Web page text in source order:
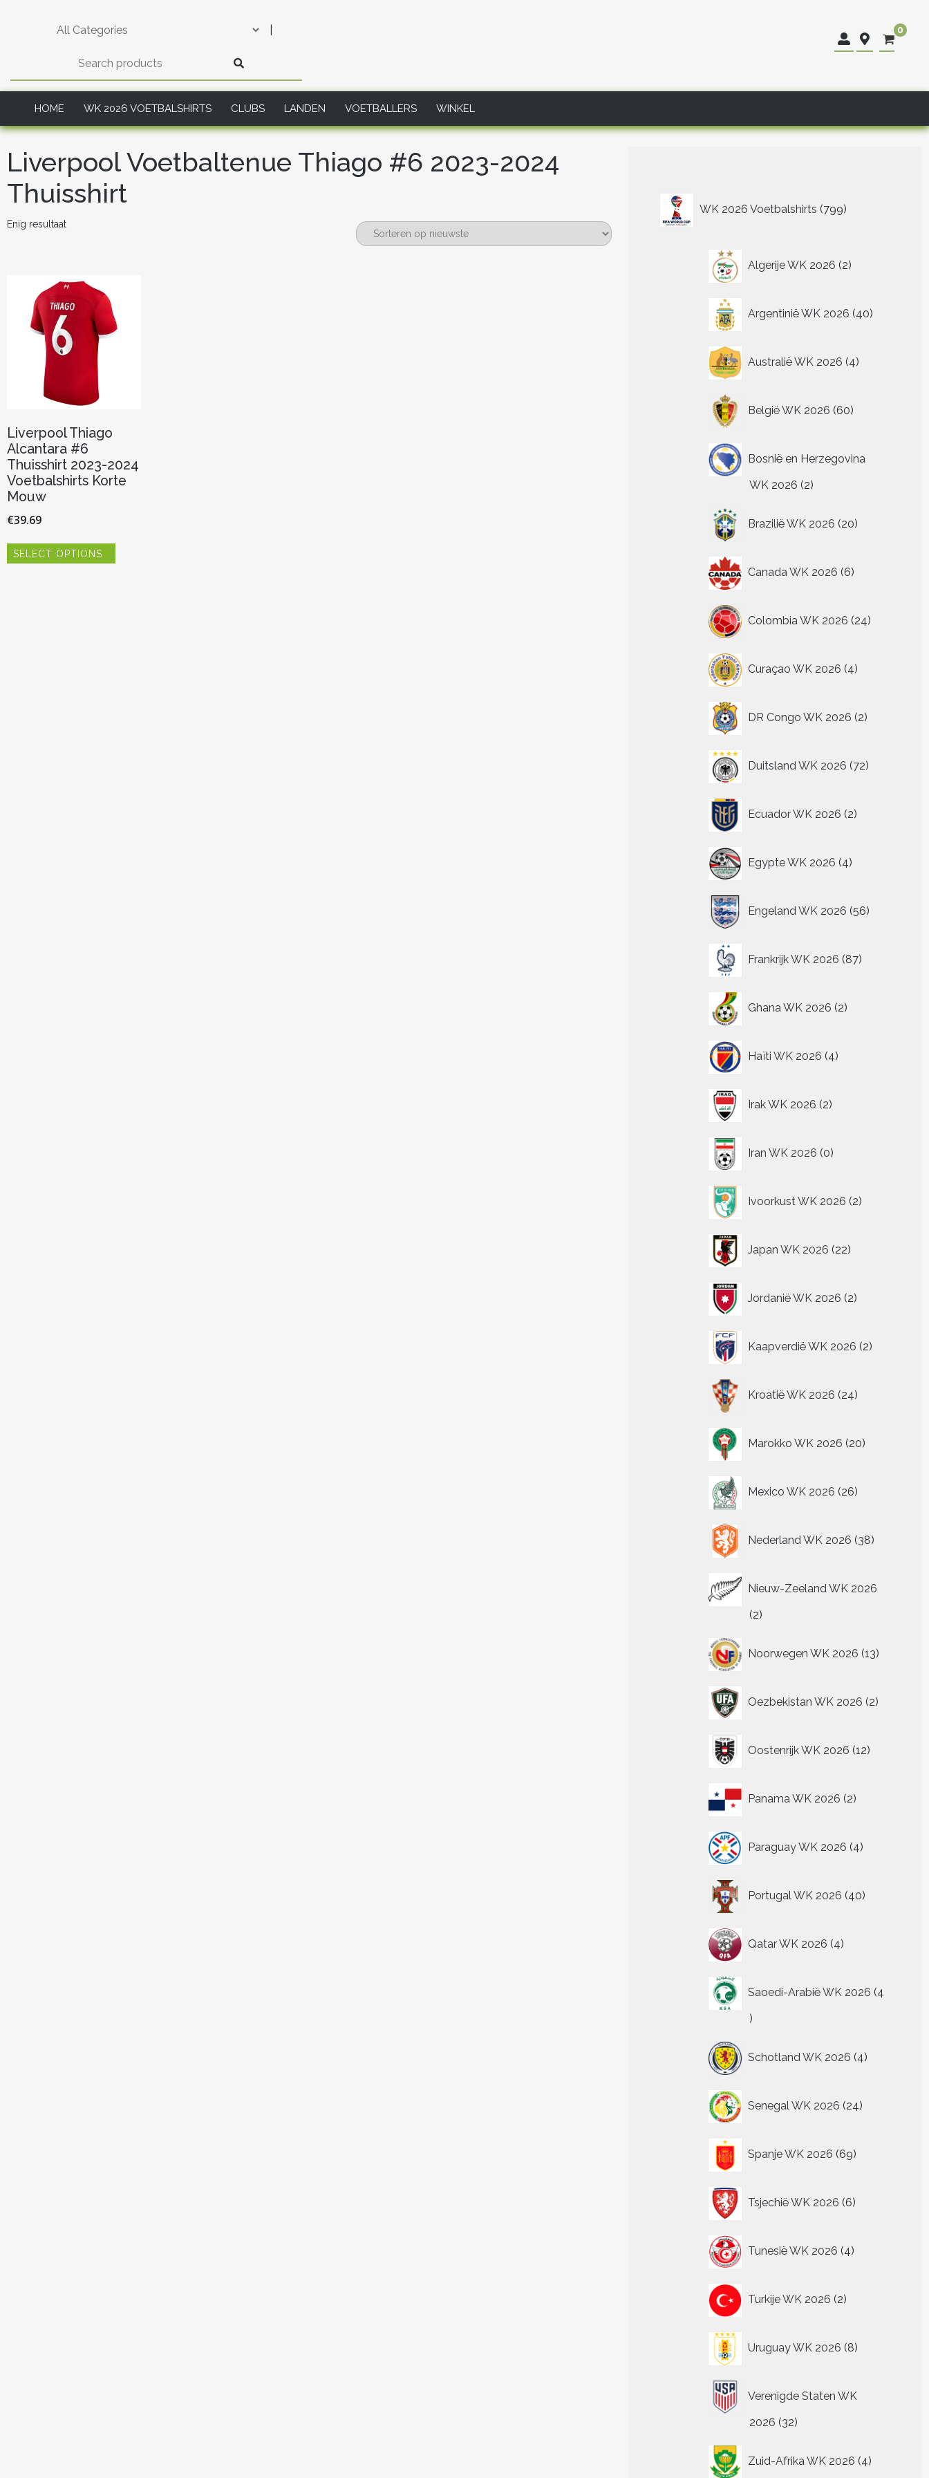
0
HOME WK 2026 VOETBALSHIRTS CLUBS LANDEN VOETBALLERS WINKEL
Liverpool Voetbaltenue Thiago #6 2023-2024
Thuisshirt
Enig resultaat
Liverpool Thiago
Alcantara #6
Thuisshirt 2023-2024
Voetbalshirts Korte
Mouw
€39.69
SELECT OPTIONS
WK 2026 Voetbalshirts 799
producten
Algerije WK 2026 2
producten
Argentinië WK 2026 40
producten
Australië WK 2026 4
producten
België WK 2026 60
producten
Bosnië en Herzegovina
WK 2026 22
Brazilië WK 2026 20
producten
Canada WK 2026 6
producten
Colombia WK 2026 24
producten
Curaçao WK 2026 4
producten
DR Congo WK 2026 2
producten
Duitsland WK 2026 72
producten
Ecuador WK 2026 2
producten
Egypte WK 2026 4
producten
Engeland WK 2026 56
producten
Frankrijk WK 2026 87
producten
Ghana WK 2026 2
producten
Haïti WK 2026 4
producten
Irak WK 2026 2
producten
Iran WK 2026 0
producten
Ivoorkust WK 2026 2
producten
Japan WK 2026 22
producten
Jordanië WK 2026 2
producten
Kaapverdië WK 2026 2
producten
Kroatië WK 2026 24
producten
Marokko WK 2026 20
producten
Mexico WK 2026 26
producten
Nederland WK 2026 38
producten
Nieuw-Zeeland WK 2026
22
Noorwegen WK 2026 13
producten
Oezbekistan WK 2026 2
producten
Oostenrijk WK 2026 12
producten
Panama WK 2026 2
producten
Paraguay WK 2026 4
producten
Portugal WK 2026 40
producten
Qatar WK 2026 4
producten
Saoedi-Arabië WK 2026 4
4
Schotland WK 2026 4
producten
Senegal WK 2026 24
producten
Spanje WK 2026 69
producten
Tsjechië WK 2026 6
producten
Tunesië WK 2026 4
producten
Turkije WK 2026 2
producten
Uruguay WK 2026 8
producten
Verenigde Staten WK
2026 3232
Zuid-Afrika WK 2026 4
producten